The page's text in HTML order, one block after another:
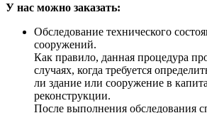
У нас можно заказать:
Обследование технического
сооружений.
Как правило, данная процедура
случаях, когда требуется
ли здание или сооружение в
реконструкции.
После выполнения обследования